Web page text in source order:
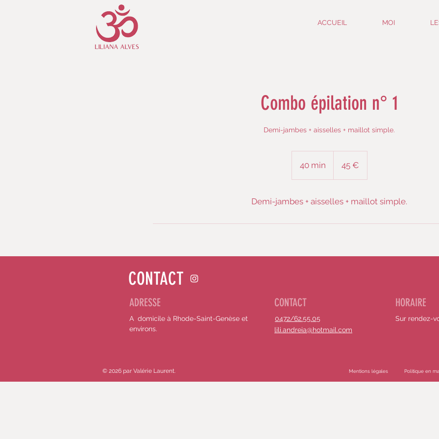
ACCUEIL MOI
Combo épilation n° 1
Demi-jambes + aisselles + maillot simple.
40 min
0
i
45 €
Demi-jambes + aisselles + maillot simple.
CONTACT
ADRESSE
A domicile à Rhode-Saint-Genèse et
environs.
CONTACT
0472/62.55.05
lili.andreia@hotmail.com
HORAIRE
Sur rendez-
© 2026 par Valérie Laurent. Mentions légales Politique en